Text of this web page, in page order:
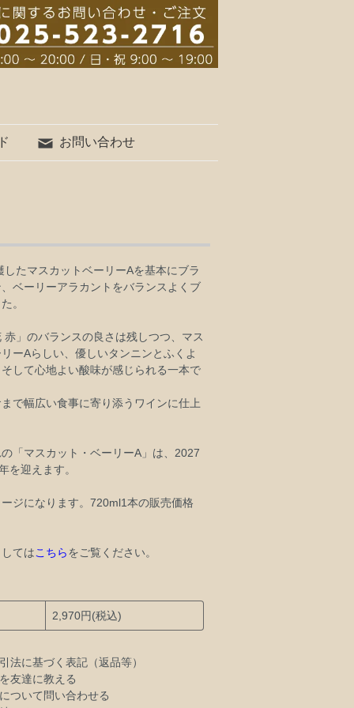
お問い合わせ
したマスカットベーリーAを基本にブラ
ベーリーアラカントをバランスよくブ
。
赤」のバランスの良さは残しつつ、マス
ーAらしい、優しいタンニンとふくよ
して心地よい酸味が感じられる一本で
で幅広い食事に寄り添うワインに仕上
「マスカット・ベーリーA」は、2027
を迎えます。
ジになります。720ml1本の販売価格
てはこちらをご覧ください。
2,970円(税込)
法に基づく表記（返品等）
友達に教える
ついて問い合わせる